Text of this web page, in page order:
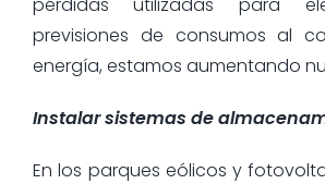
previsiones de consumos al
energía, estamos aumentando
Instalar sistemas de
En los parques eólicos y